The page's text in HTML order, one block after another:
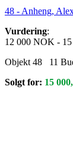
48 - Anheng,
Vurdering:
12 000 NOK -
Objekt 48
11
Solgt for: 15